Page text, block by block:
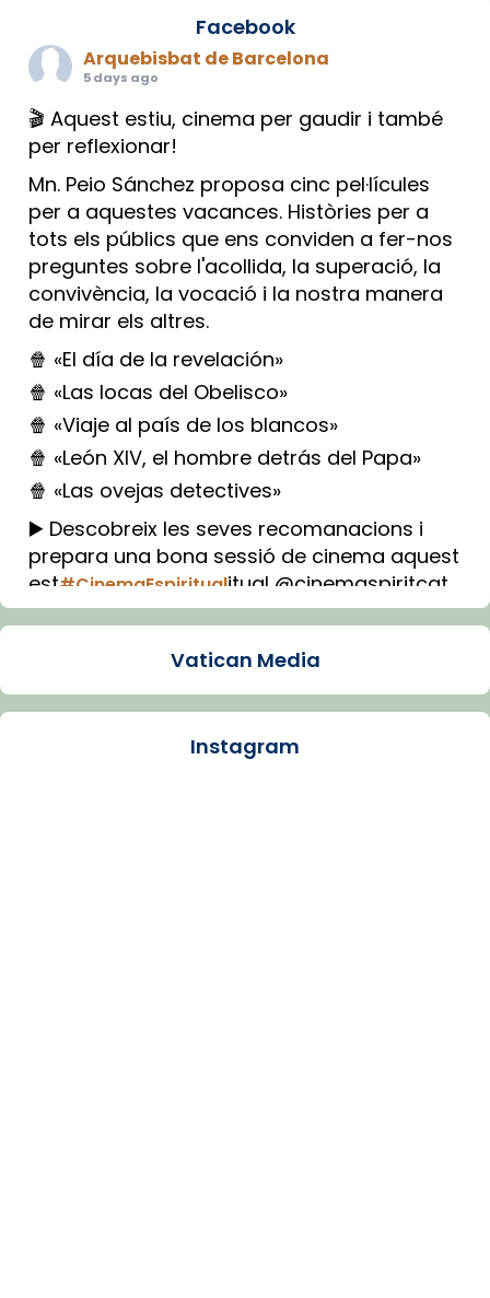
Facebook
Arquebisbat de Barcelona
5 days ago
🎬 Aquest estiu, cinema per gaudir i també
per reflexionar!
Mn. Peio Sánchez proposa cinc pel·lícules
per a aquestes vacances. Històries per a
tots els públics que ens conviden a fer-nos
preguntes sobre l'acollida, la superació, la
convivència, la vocació i la nostra manera
de mirar els altres.
🍿 «El día de la revelación»
🍿 «Las locas del Obelisco»
🍿 «Viaje al país de los blancos»
🍿 «León XIV, el hombre detrás del Papa»
🍿 «Las ovejas detectives»
▶️ Descobreix les seves recomanacions i
prepara una bona sessió de cinema aquest
est#CinemaEspiritualitual @cinemaspiritcat
Imatge: Generada amb IA (OpenAI)
Arquebisbat de Barcelona
Vatican Media
Instagram